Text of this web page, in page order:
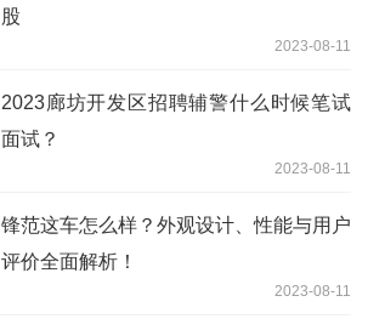
股
2023-08-11
2023廊坊开发区招聘辅警什么时候笔试
面试？
2023-08-11
锋范这车怎么样？外观设计、性能与用户
评价全面解析！
2023-08-11